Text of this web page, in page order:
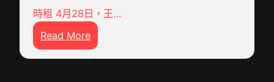
網
錢
質
_
中
國
調
時租 4月28日，王…
Read More:
鄉